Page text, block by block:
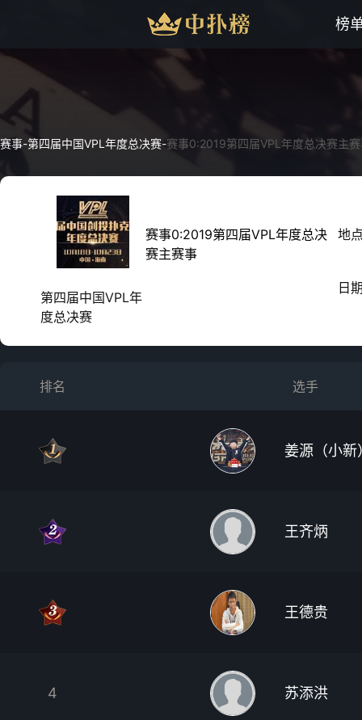
榜
赛事-第四届中国VPL年度总决赛-赛事0:2019第四届VPL年度总决赛主
第四届中国VPL年
度总决赛
赛事0:2019第四届VPL年度总决
赛主赛事
地
日
排名 选手
姜源（小新
王齐炳
王德贵
4 苏添洪